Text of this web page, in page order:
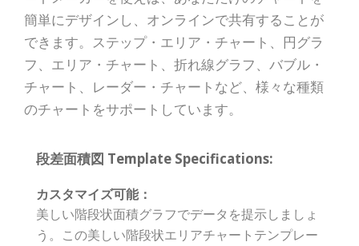
簡単にデザインし、オンラインで共有することが
できます。ステップ・エリア・チャート、円グラ
フ、エリア・チャート、折れ線グラフ、バブル・
チャート、レーダー・チャートなど、様々な種類
のチャートをサポートしています。
段差面積図 Template Specifications:
カスタマイズ可能：
美しい階段状面積グラフでデータを提示しましょ
う。この美しい階段状エリアチャートテンプレー